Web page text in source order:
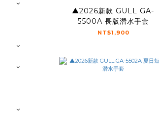
▲2026新款 GULL GA-
5500A 長版潛水手套
NT$1,900